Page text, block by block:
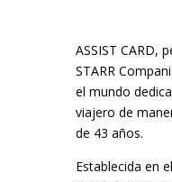
ASSIST CARD,
STARR
el mundo
viajero de
de 43 años.
Establecida en